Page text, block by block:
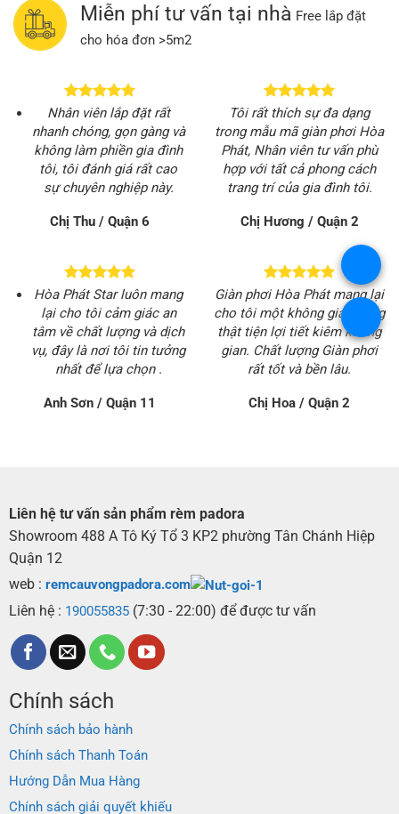
Miễn phí tư vấn tại nhà Free lắp đặt
cho hóa đơn >5m2
Nhân viên lắp đặt rất
nhanh chóng, gọn gàng và
không làm phiền gia đình
tôi, tôi đánh giá rất cao
sự chuyên nghiệp này.
Chị Thu / Quận 6
Hòa Phát Star luôn mang
lại cho tôi cảm giác an
tâm về chất lượng và dịch
vụ, đây là nơi tôi tin tưởng
nhất để lựa chọn .
Anh Sơn / Quận 11
Tôi rất thích sự đa dạng
trong mẫu mã giàn phơi Hòa
Phát, Nhân viên tư vấn phù
hợp với tất cả phong cách
trang trí của gia đình tôi.
Chị Hương / Quận 2
Giàn phơi Hòa Phát mang lại
cho tôi một không gian sống
thật tiện lợi tiết kiêm không
gian. Chất lượng Giàn phơi
rất tốt và bền lâu.
Chị Hoa / Quận 2
Liên hệ tư vấn sản phẩm rèm padora
Showroom 488 A Tô Ký Tổ 3 KP2 phường Tân Chánh Hiệp
Quận 12
web : remcauvongpadora.com
Liên hệ : 190055835(7:30 - 22:00) để được tư vấn
Chính sách
Chính sách bảo hành
Chính sách Thanh Toán
Hướng Dẫn Mua Hàng
Chính sách giải quyết khiếu